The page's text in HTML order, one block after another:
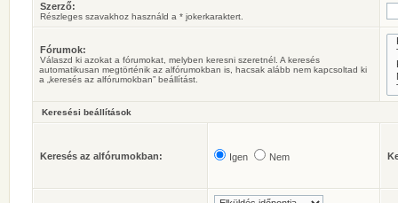
Szerző:
Részleges szavakhoz használd a * jokerkaraktert.
Fórumok:
Válaszd ki azokat a fórumokat, melyben keresni szeretnél. A keresés
automatikusan megtörténik az alfórumokban is, hacsak alább nem kapcsoltad ki
a „keresés az alfórumokban” beállítást.
Keresési beállítások
Keresés az alfórumokban: Igen Nem